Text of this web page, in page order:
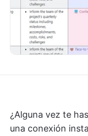
¿Alguna vez te
una conexión